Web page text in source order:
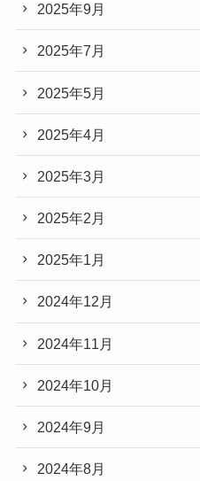
2025年9月
2025年7月
2025年5月
2025年4月
2025年3月
2025年2月
2025年1月
2024年12月
2024年11月
2024年10月
2024年9月
2024年8月